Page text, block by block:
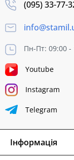
(095) 33-77-
Пн-Пт: 09:00 -
Youtube
Instagram
Telegram
Інформація